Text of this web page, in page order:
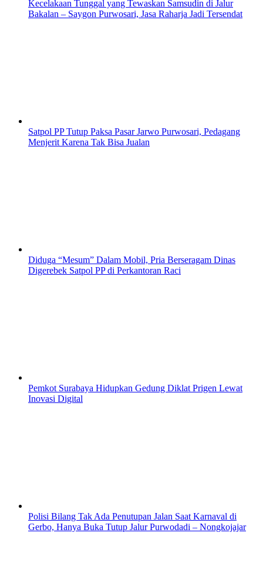
Kecelakaan Tunggal yang Tewaskan Samsudin di Jalur
Bakalan – Saygon Purwosari, Jasa Raharja Jadi Tersendat
Satpol PP Tutup Paksa Pasar Jarwo Purwosari, Pedagang
Menjerit Karena Tak Bisa Jualan
Diduga “Mesum” Dalam Mobil, Pria Berseragam Dinas
Digerebek Satpol PP di Perkantoran Raci
Pemkot Surabaya Hidupkan Gedung Diklat Prigen Lewat
Inovasi Digital
Polisi Bilang Tak Ada Penutupan Jalan Saat Karnaval di
Gerbo, Hanya Buka Tutup Jalur Purwodadi – Nongkojajar